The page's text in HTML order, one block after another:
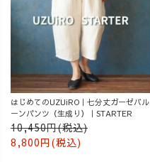
はじめてのUZUiRO｜七分丈ガーゼバル
ーンパンツ（生成り）｜STARTER
10,450円(税込)
8,800円(税込)